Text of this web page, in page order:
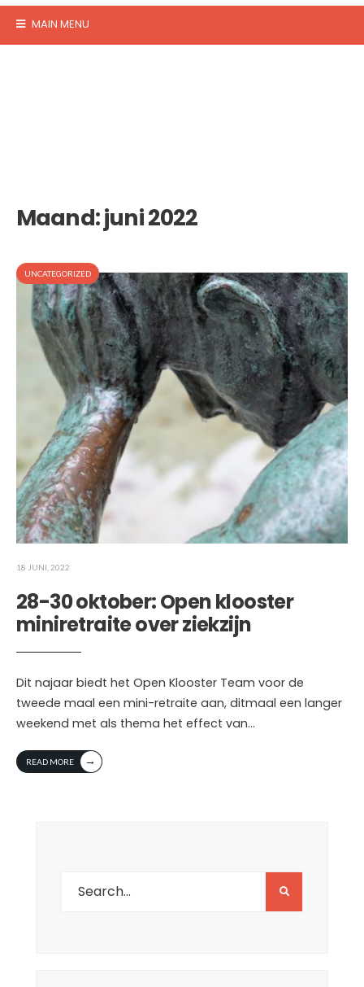
MAIN MENU
Maand:juni 2022
UNCATEGORIZED
18 JUNI, 2022
28-30 oktober: Open klooster
miniretraite over ziekzijn
Dit najaar biedt het Open Klooster Team voor de
tweede maal een mini-retraite aan, ditmaal een langer
weekend met als thema het effect van...
READ MORE →